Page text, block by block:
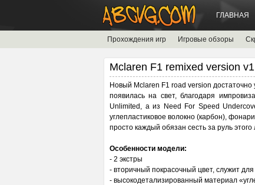
ГЛАВНАЯ
Прохождения игр Игровые обзоры
Mclaren F1 remixed version
Новый Mclaren F1 road version
появилась на свет, благодаря
Unlimited, а из Need For Speed
углепластиковое волокно (карбон),
просто каждый обязан сесть за руль
Особенности модели:
- 2 экстры
- вторичный покрасочный цвет, служит
- высокодетализированный материал